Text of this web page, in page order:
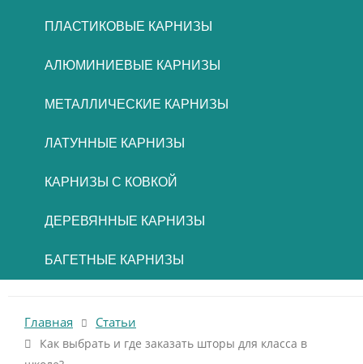
ПЛАСТИКОВЫЕ КАРНИЗЫ
АЛЮМИНИЕВЫЕ КАРНИЗЫ
МЕТАЛЛИЧЕСКИЕ КАРНИЗЫ
ЛАТУННЫЕ КАРНИЗЫ
КАРНИЗЫ С КОВКОЙ
ДЕРЕВЯННЫЕ КАРНИЗЫ
БАГЕТНЫЕ КАРНИЗЫ
Главная Статьи
Как выбрать и где заказать шторы для класса в